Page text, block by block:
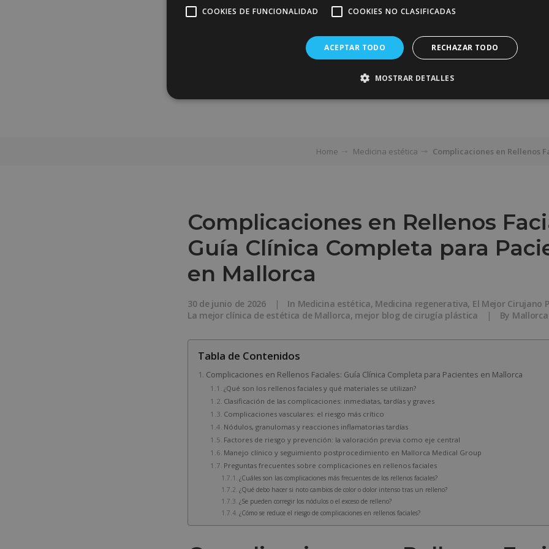
Home Medicina estética Complicaciones en Rellenos
Complicaciones en Rellenos
Guía Clínica Completa para
en Mallorca
30 de junio de 2026 | In Medicina estética, Medicina regenerativa, El Mejor Cirujano
La mejor clínica de estética de Mallorca, mejor blog de cirugía plástica | By
Tabla de Contenidos
Complicaciones en Rellenos Faciales: Guía Clínica Completa para Pacientes en Mallorca
¿Qué son los rellenos faciales y qué materiales se utilizan?
Clasificación de las complicaciones: inmediatas, tardías y graves
Complicaciones vasculares: el riesgo más crítico
Nódulos, granulomas y reacciones inflamatorias tardías
Factores de riesgo y prevención: la valoración previa como eje central
Manejo clínico y seguimiento postprocedimiento en Mallorca Medical Group
Preguntas frecuentes sobre complicaciones en rellenos faciales
¿Cuáles son las complicaciones más frecuentes de los rellenos faciales?
¿Qué debo hacer si noto cambios de color o dolor intenso tras un relleno?
¿Se pueden corregir los nódulos o el exceso de relleno?
¿Cómo se reduce el riesgo de complicaciones en rellenos faciales?
COOKIES DE FUNCIONALIDAD COOKIES NO CLASIFICADAS
ACEPTAR TODO RECHAZAR TODO
MOSTRAR DETALLES